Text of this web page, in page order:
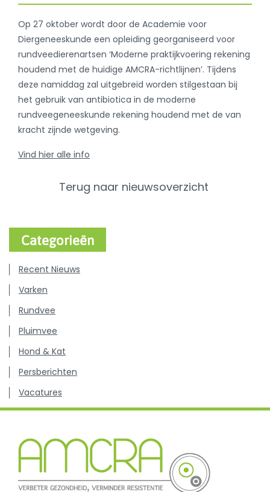
Op 27 oktober wordt door de Academie voor
Diergeneeskunde een opleiding georganiseerd voor
rundveedierenartsen ‘Moderne praktijkvoering rekening
houdend met de huidige AMCRA-richtlijnen’. Tijdens
deze namiddag zal uitgebreid worden stilgestaan bij
het gebruik van antibiotica in de moderne
rundveegeneeskunde rekening houdend met de van
kracht zijnde wetgeving.
Vind hier alle info
Terug naar nieuwsoverzicht
Categorieën
Recent Nieuws
Varken
Rundvee
Pluimvee
Hond & Kat
Persberichten
Vacatures